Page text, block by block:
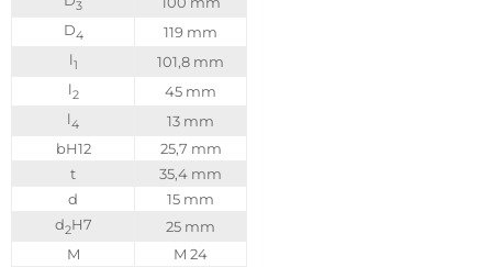
3
D4
119 mm
l1
101,8 mm
l2
45 mm
l4
13 mm
bH12
25,7 mm
t
35,4 mm
d
15 mm
d2H7
25 mm
M
M 24